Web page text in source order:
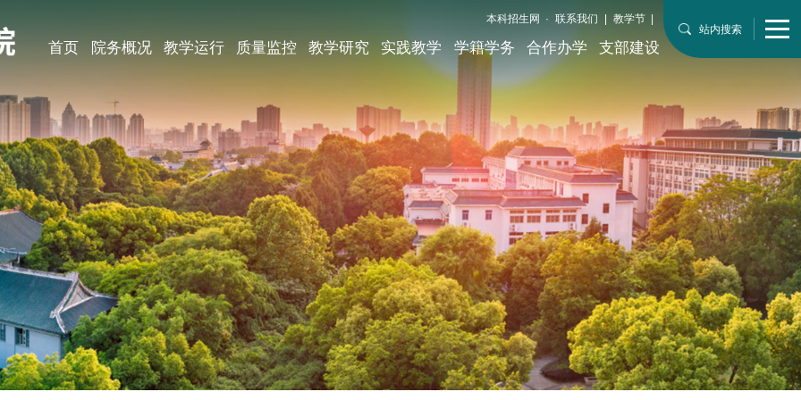
本科招生网 · 联系我们 | 教学节 |
首页 院务概况 教学运行 质量监控 教学研究 实践教学 学籍学务 合作办学 支部建设
站内搜索